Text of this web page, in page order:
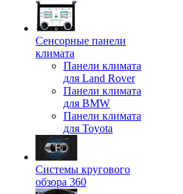
Сенсорные панели
климата
Панели климата
для Land Rover
Панели климата
для BMW
Панели климата
для Toyota
Системы кругового
обзора 360